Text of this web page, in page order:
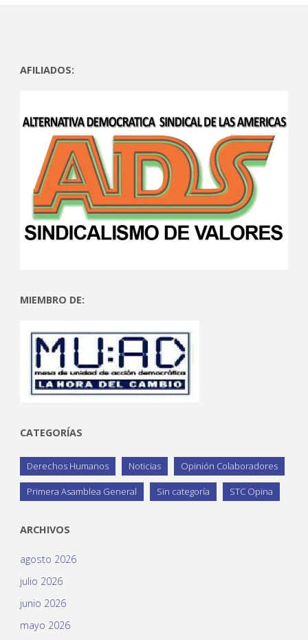
AFILIADOS:
MIEMBRO DE:
CATEGORÍAS
Derechos Humanos Noticias Opinión Colaboradores
Primera Asamblea General Sin categoría STC Opina
ARCHIVOS
agosto 2026
julio 2026
junio 2026
mayo 2026